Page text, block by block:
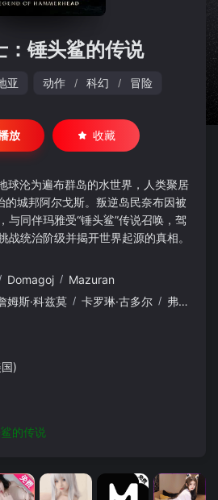
：锤头鲨的传说
亚 动作 / 科幻 / 冒险
放 收藏
球沦为遍布群岛的水世界，人类聚居
的城邦阿尔戈斯。叛逆岛民奈布因被
与同伴玛雅受“锤头鲨”传说召唤，驾
战统治阶级并揭开世界起源的真相。
Domagoj / Mazuran
姆斯·科兹莫 / 卡罗琳·古多尔 / 弗朗西斯·托姆利
)
的传说